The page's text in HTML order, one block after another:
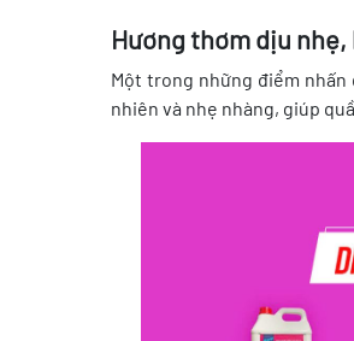
Hương thơm dịu nhẹ,
Một trong những điểm nhấn
nhiên và nhẹ nhàng, giúp